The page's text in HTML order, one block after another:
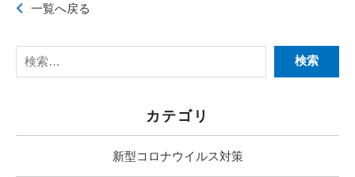
一覧へ戻る
カテゴリ
新型コロナウイルス対策